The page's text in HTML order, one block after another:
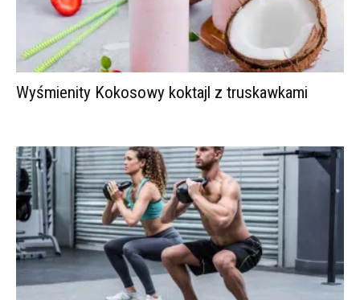
Wyśmienity Kokosowy koktajl z truskawkami